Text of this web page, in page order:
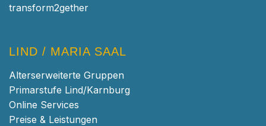
transform2gether
LIND / MARIA SAAL
Alterserweiterte Gruppen
Primarstufe Lind/Karnburg
Online Services
Preise & Leistungen